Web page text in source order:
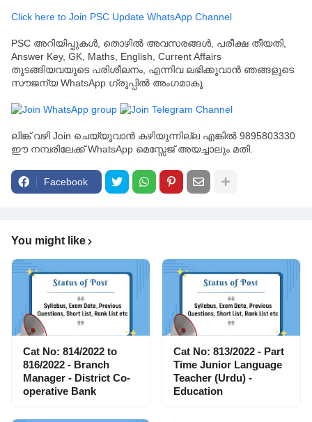
Click here to Join PSC Update WhatsApp Channel
PSC അറിയിപ്പുകൾ, തൊഴിൽ അവസരങ്ങൾ, പരീക്ഷ തീയതി,
Answer Key, GK, Maths, English, Current Affairs
തുടങ്ങിയവയുടെ പരിശീലനം, എന്നിവ ലഭിക്കുവാൻ ഞങ്ങളുടെ
സൗജന്യ WhatsApp ഗ്രൂപ്പിൽ അംഗമാകൂ
ലിങ്ക് വഴി Join ചെയ്യുവാൻ കഴിയുന്നില്ല എങ്കിൽ 9895803330
ഈ നമ്പരിലേക്ക് WhatsApp മെസ്സേജ് അയച്ചാലും മതി.
Facebook
You might like
Cat No: 814/2022 to
816/2022 - Branch
Manager - District Co-
operative Bank
Cat No: 813/2022 - Part
Time Junior Language
Teacher (Urdu) -
Education